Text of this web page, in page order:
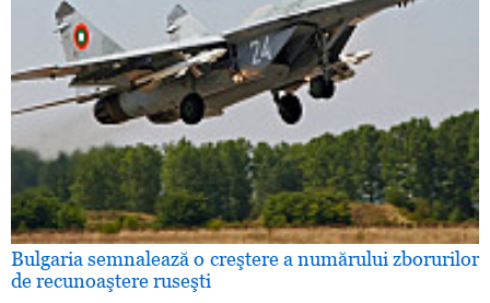
Bulgaria semnalează o creştere a numărului zborurilor
de recunoaştere ruseşti